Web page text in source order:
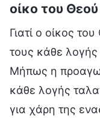
οίκο του Θεού
Γιατί ο οίκος
τους κάθε
Μήπως η
κάθε λογής
για χάρη της